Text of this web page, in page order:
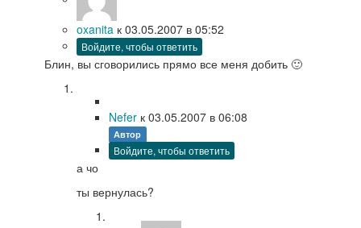
oxanita к 03.05.2007 в 05:52
Войдите, чтобы ответить
Блин, вы сговорились прямо все меня добить 🙂
Nefer к 03.05.2007 в 06:08
Автор
Войдите, чтобы ответить
а чо
ты вернулась?